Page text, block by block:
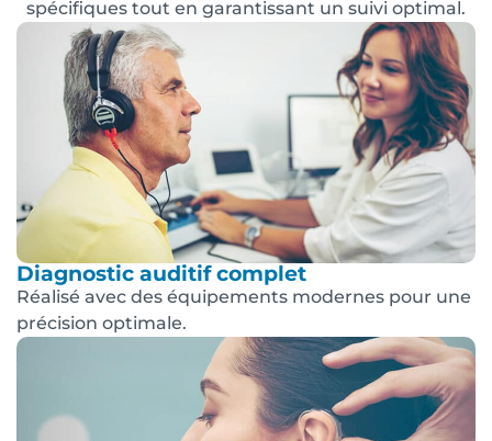
spécifiques tout en garantissant un suivi optimal.
Diagnostic auditif complet
Réalisé avec des équipements modernes pour une
précision optimale.